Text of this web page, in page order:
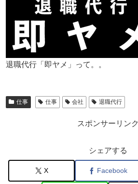
退職代行「即ヤメ」って。。
仕事 仕事 会社 退職代行
スポンサーリンク
シェアする
X Facebook